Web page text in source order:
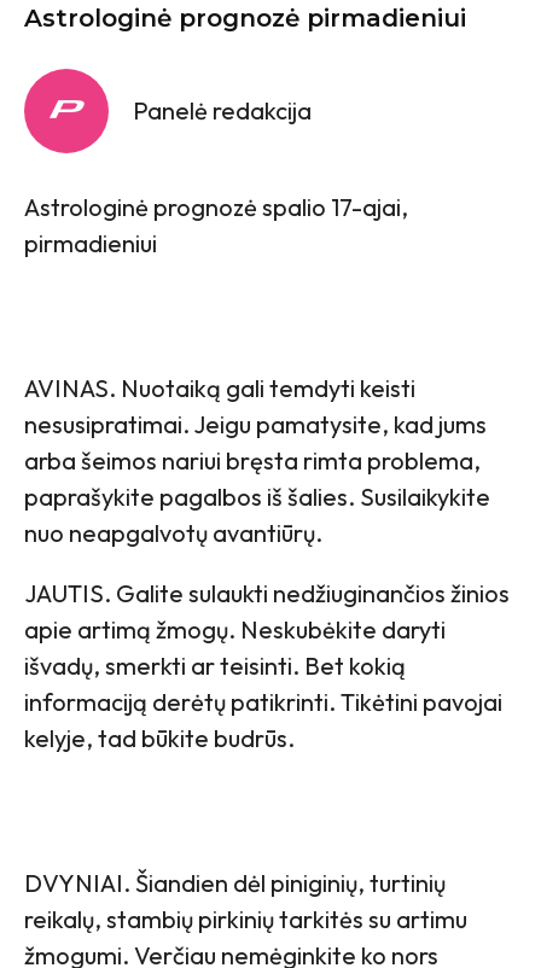
Astrologinė prognozė pirmadieniui
Panelė redakcija
Astrologinė prognozė spalio 17-ajai,
pirmadieniui
AVINAS. Nuotaiką gali temdyti keisti
nesusipratimai. Jeigu pamatysite, kad jums
arba šeimos nariui bręsta rimta problema,
paprašykite pagalbos iš šalies. Susilaikykite
nuo neapgalvotų avantiūrų.
JAUTIS. Galite sulaukti nedžiuginančios žinios
apie artimą žmogų. Neskubėkite daryti
išvadų, smerkti ar teisinti. Bet kokią
informaciją derėtų patikrinti. Tikėtini pavojai
kelyje, tad būkite budrūs.
DVYNIAI. Šiandien dėl piniginių, turtinių
reikalų, stambių pirkinių tarkitės su artimu
žmogumi. Verčiau nemėginkite ko nors